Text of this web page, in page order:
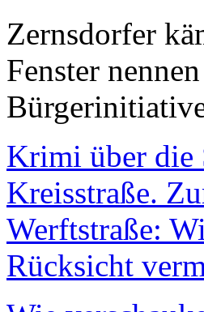
Zernsdorfer
Fenster
Krimi über die
Kreisstraße.
Werftstraße:
Rücksicht